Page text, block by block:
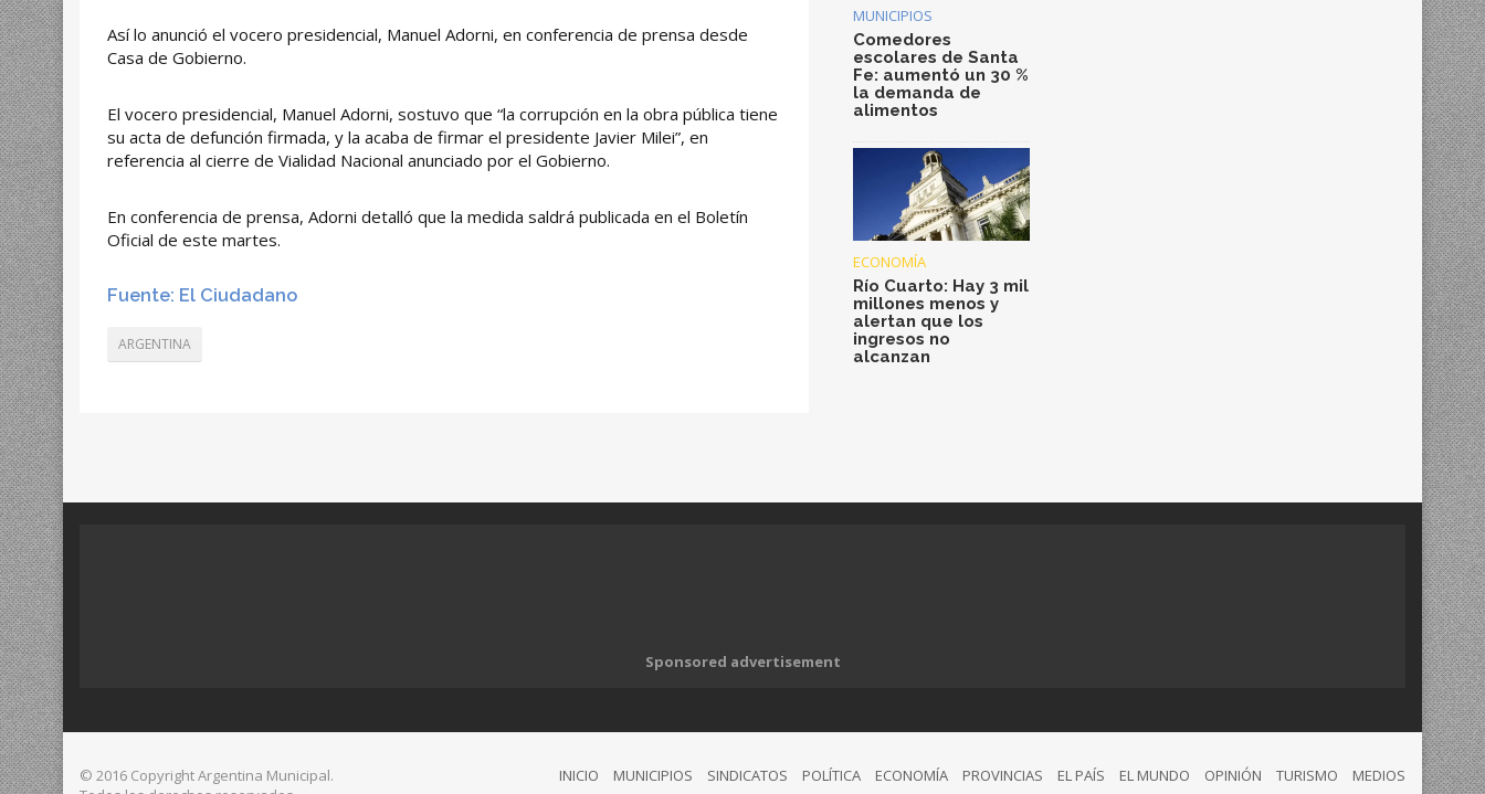
Así lo anunció el vocero presidencial, Manuel Adorni, en conferencia de prensa desde
Casa de Gobierno.
El vocero presidencial, Manuel Adorni, sostuvo que “la corrupción en la obra pública tiene
su acta de defunción firmada, y la acaba de firmar el presidente Javier Milei”, en
referencia al cierre de Vialidad Nacional anunciado por el Gobierno.
En conferencia de prensa, Adorni detalló que la medida saldrá publicada en el Boletín
Oficial de este martes.
Fuente: El Ciudadano
ARGENTINA
MUNICIPIOS
Comedores
escolares de Santa
Fe: aumentó un 30 %
la demanda de
alimentos
ECONOMÍA
Río Cuarto: Hay 3 mil
millones menos y
alertan que los
ingresos no
alcanzan
Sponsored advertisement
INICIO MUNICIPIOS SINDICATOS POLÍTICA ECONOMÍA PROVINCIAS EL PAÍS EL MUNDO OPINIÓN TURISMO MEDIOS
© 2016 Copyright Argentina Municipal.